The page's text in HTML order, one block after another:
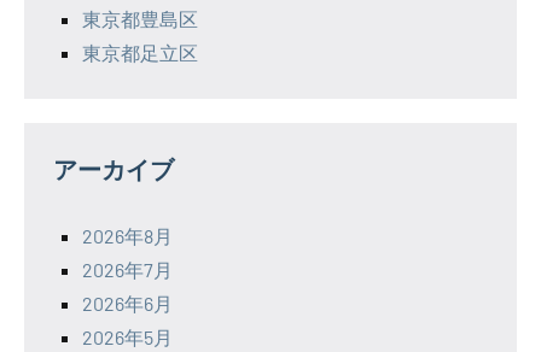
東京都豊島区
東京都足立区
アーカイブ
2026年8月
2026年7月
2026年6月
2026年5月